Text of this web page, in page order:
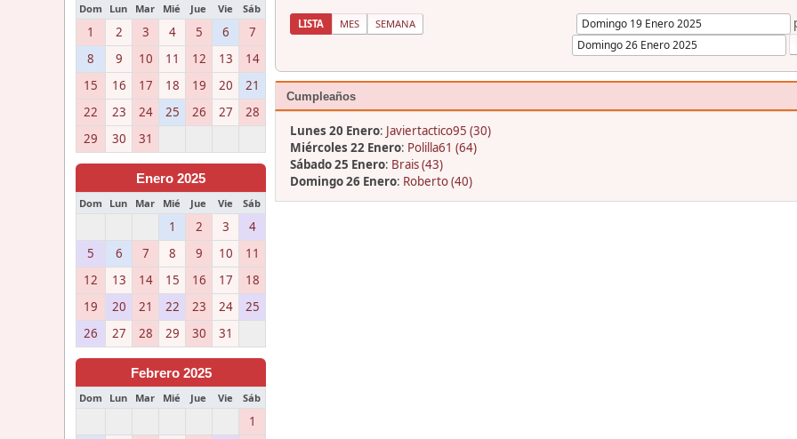
Dom Lun Mar Mié Jue Vie Sáb
1 2 3 4 5 6
7
8
9 10 11 12 13
14
15
16 17 18 19 20
21
22
23 24 25 26 27
28
29
30 31
Enero 2025
Dom Lun Mar Mié Jue Vie Sáb
1 2 3
4
5
6 7 8 9 10
11
12
13 14 15 16 17
18
19
20 21 22 23 24
25
26
27 28 29 30 31
Febrero 2025
Dom Lun Mar Mié Jue Vie Sáb
1
LISTA MES SEMANA
Cumpleaños
Lunes 20 Enero: Javiertactico95 (30)
Miércoles 22 Enero: Polilla61 (64)
Sábado 25 Enero: Brais (43)
Domingo 26 Enero: Roberto (40)